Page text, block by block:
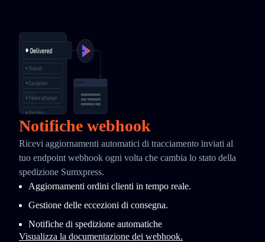
Notifiche webhook
Ricevi aggiornamenti automatici di tracciamento inviati al
tuo endpoint webhook ogni volta che cambia lo stato della
spedizione Sumxpress.
Aggiornamenti ordini clienti in tempo reale.
Gestione delle eccezioni di consegna.
Notifiche di spedizione automatiche
Visualizza la documentazione dei webhook.